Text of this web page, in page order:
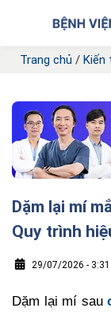
Trang chủ / Kiến
Dặm lại mí
Quy trình
29/07/2026 - 3:31
Dặm lại mí sau